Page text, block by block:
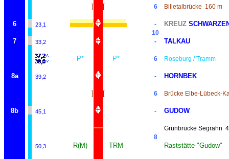
] [ 6 Billetalbrücke 160 m
6 23,1 - KREUZ
10
7 33,2 - TALKAU
P* P* 6 Roseburg / Tramm
8a 39,2 - HORNBEK
] [ 6 Brücke Elbe-Lübeck-
8b 45,1 - GUDOW
Grünbrücke Segrahn
8
50,3 R(M) TRM Raststätte "Gudow"